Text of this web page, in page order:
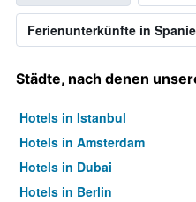
Ferienunterkünfte in
Städte, nach denen
Hotels in Istanbul
Hotels in Amsterdam
Hotels in Dubai
Hotels in Berlin